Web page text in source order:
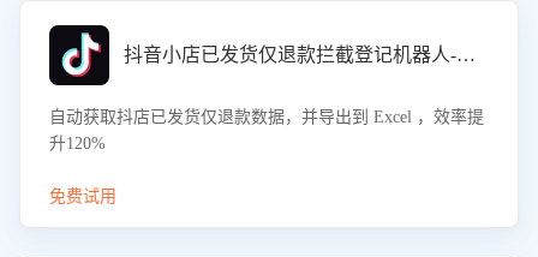
抖音小店已发货仅退款拦截登记机器人-八爪鱼
自动获取抖店已发货仅退款数据，并导出到 Excel ，效率提
升120%
免费试用